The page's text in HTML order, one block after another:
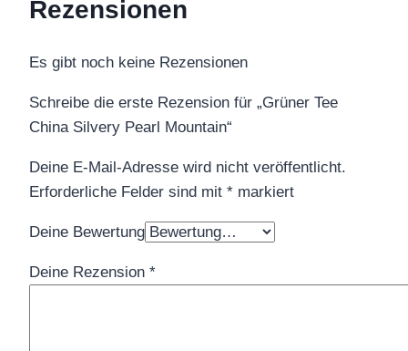
Rezensionen
Es gibt noch keine Rezensionen
Schreibe die erste Rezension für „Grüner Tee
China Silvery Pearl Mountain“
Deine E-Mail-Adresse wird nicht veröffentlicht.
Erforderliche Felder sind mit * markiert
Deine Bewertung
Deine Rezension *